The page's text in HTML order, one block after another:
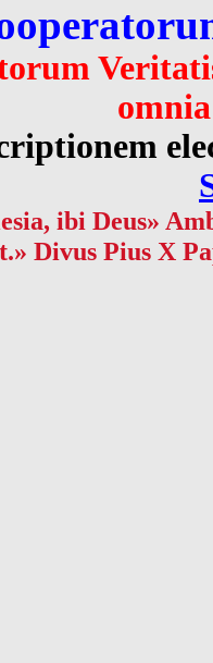
ibi Deus»
Divus Pius X